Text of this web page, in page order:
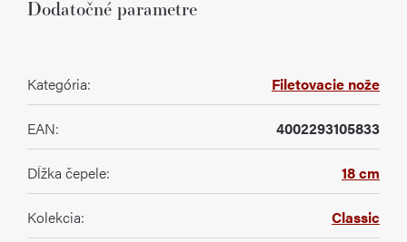
Dodatočné parametre
Kategória: Filetovacie nože
EAN: 4002293105833
Dĺžka čepele: 18 cm
Kolekcia: Classic